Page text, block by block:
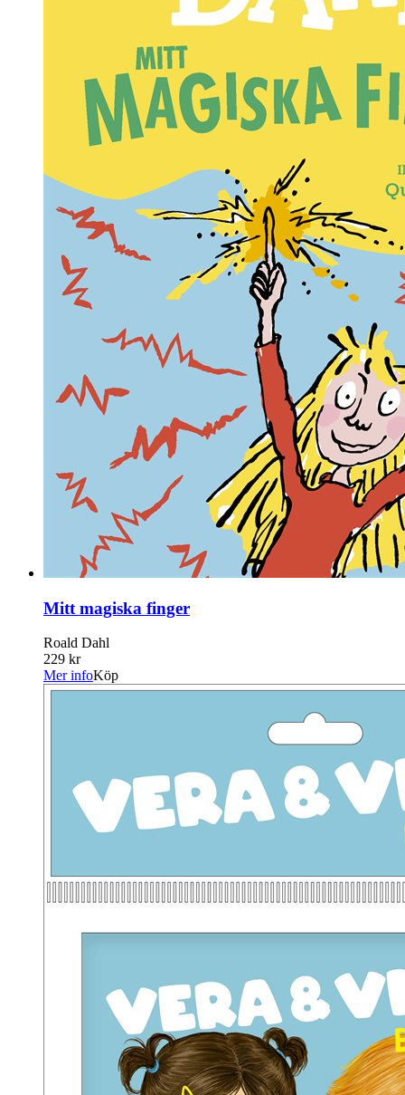
Mitt magiska finger
Roald Dahl
229 kr
Mer infoKöp